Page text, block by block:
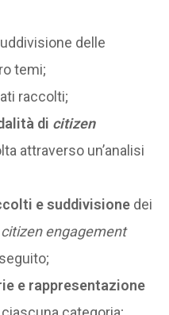
delle
temi;
raccolti;
di citizen
attraverso un’analisi
e suddivisione dei
citizen engagement
e rappresentazione